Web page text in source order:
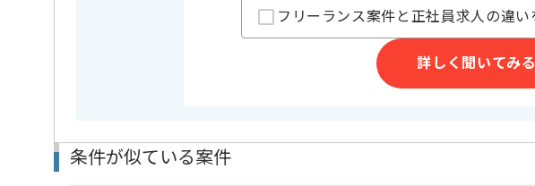
スキルアップされたい方、長期的に参画されたい方にオススメの案件です。
リモート作業を導入しております。
フリーランス案件と正社員求人の違い
詳しく聞いてみる
条件が似ている案件